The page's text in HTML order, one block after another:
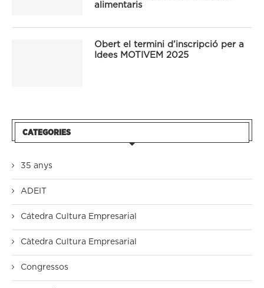
alimentaris
Obert el termini d’inscripció per a
Idees MOTIVEM 2025
CATEGORIES
35 anys
ADEIT
Cátedra Cultura Empresarial
Càtedra Cultura Empresarial
Congressos